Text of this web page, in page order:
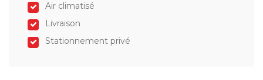
Air climatisé
Livraison
Stationnement privé